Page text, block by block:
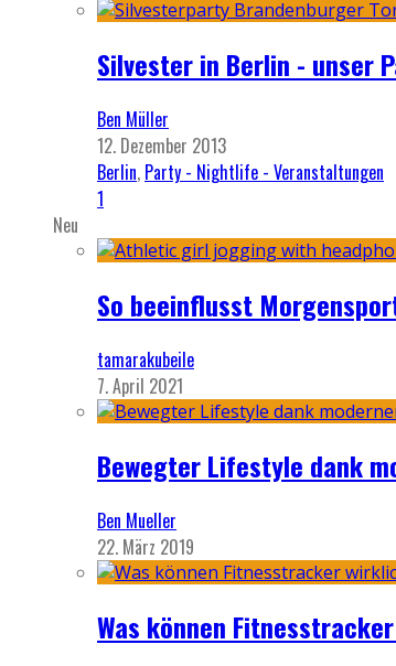
Silvester in Berlin - unser
Ben Müller
12. Dezember 2013
Berlin, Party - Nightlife - Veranstaltungen
1
Neu
So beeinflusst
tamarakubeile
7. April 2021
Bewegter Lifestyle dank
Ben Mueller
22. März 2019
Was können